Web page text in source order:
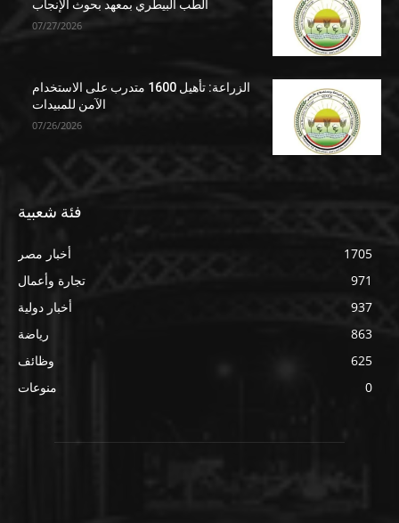
الطب البيطري بمعهد بحوث الإنجاب
07/27/2026
الزراعة: تأهيل 1600 متدرب على الاستخدام
الآمن للمبيدات
07/26/2026
فئة شعبية
أخبار مصر
1705
تجارة وأعمال
971
أخبار دولية
937
رياضة
863
وظائف
625
منوعات
0